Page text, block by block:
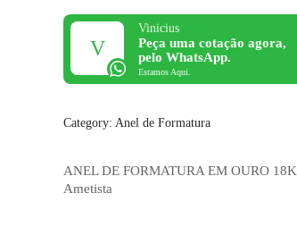
Vinicius
Peça uma cotação agora,
pelo WhatsApp.
Estamos Aqui.
Category: Anel de Formatura
ANEL DE FORMATURA EM OURO 18K
Ametista